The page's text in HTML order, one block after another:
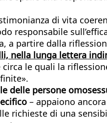
di vita
responsabile
a partire dalla
nella lunga lettera
le quali la
delle persone
– appaiono
richieste di una